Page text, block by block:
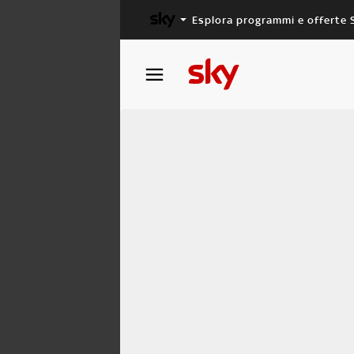
Esplora programmi e offerte